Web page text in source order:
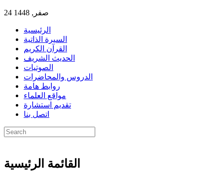
24 صفر, 1448
الرئيسية
السيرة الذاتية
القرآن الكريم
الحديث الشريف
الصوتيات
الدروس والمحاضرات
روابط هامة
مواقع العلماء
تقديم استشارة
اتصل بنا
القائمة الرئيسية